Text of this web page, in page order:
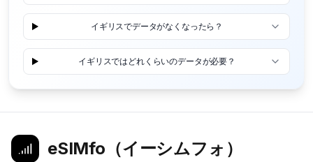
イギリスでデータがなくなったら？
イギリスではどれくらいのデータが必要？
eSIMfo（イーシムフォ）